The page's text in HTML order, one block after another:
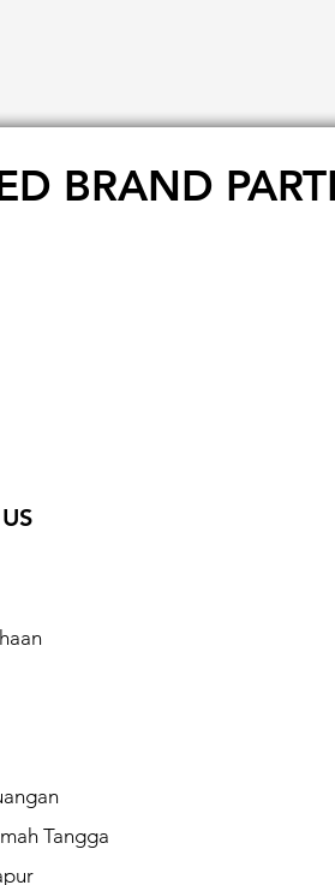
BRAND
Tangga